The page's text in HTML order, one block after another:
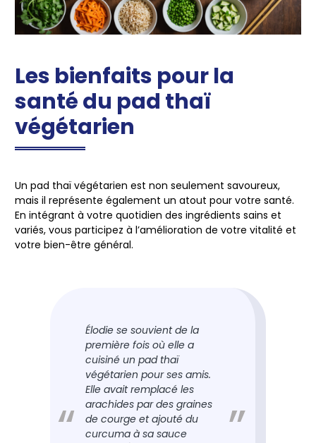
Les bienfaits pour la
santé du pad thaï
végétarien
Un pad thaï végétarien est non seulement savoureux,
mais il représente également un atout pour votre santé.
En intégrant à votre quotidien des ingrédients sains et
variés, vous participez à l’amélioration de votre vitalité et
votre bien-être général.
Élodie se souvient de la
première fois où elle a
cuisiné un pad thaï
végétarien pour ses amis.
Elle avait remplacé les
arachides par des graines
de courge et ajouté du
curcuma à sa sauce